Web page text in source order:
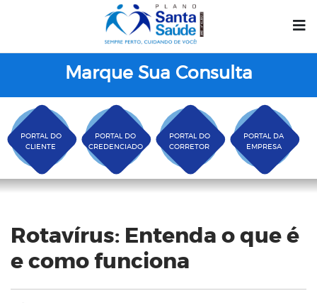
Marque Sua Consulta
PORTAL DO
CLIENTE
PORTAL DO
CREDENCIADO
PORTAL DO
CORRETOR
PORTAL DA
EMPRESA
Blog
Rotavírus: Entenda o que é
e como funciona